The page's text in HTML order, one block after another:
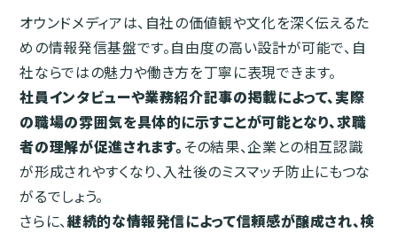
オウンドメディアは、自社の価値観や文化を深く伝えるた
めの情報発信基盤です。自由度の高い設計が可能で、自
社ならではの魅力や働き方を丁寧に表現できます。
社員インタビューや業務紹介記事の掲載によって、実際
の職場の雰囲気を具体的に示すことが可能となり、求職
者の理解が促進されます。その結果、企業との相互認識
が形成されやすくなり、入社後のミスマッチ防止にもつな
がるでしょう。
さらに、継続的な情報発信によって信頼感が醸成され、検